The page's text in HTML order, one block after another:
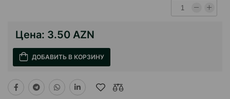
Цена: 3.50 AZN
ДОБАВИТЬ В КОРЗИНУ